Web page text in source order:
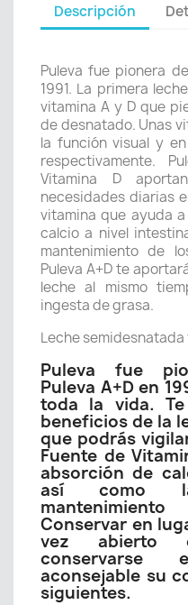
Descripción
Puleva fue pionera
1991. La primera
vitamina A y D que
de desnatado. Unas
la función visual y
respectivamente.
Vitamina D
necesidades diarias
vitamina que ayuda
calcio a nivel
mantenimiento de
Puleva A+D te
leche al mismo
ingesta de grasa.
Leche semidesnatada
Puleva fue
Puleva A+D en
toda la vida.
beneficios de la
que podrás
Fuente de
absorción de
así como
Conservar en
vez abierto
aconsejable su
siguientes.